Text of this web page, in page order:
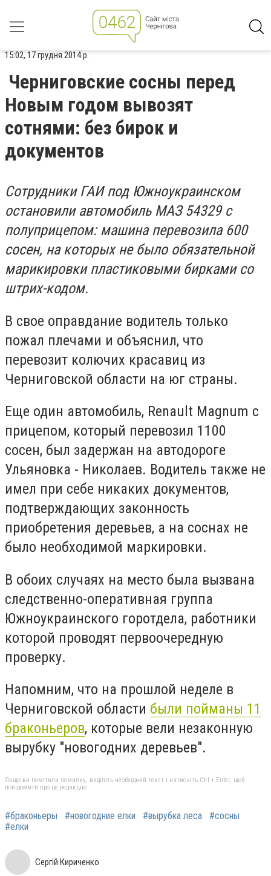
15:02, 17 грудня 2014 р.
Черниговские сосны перед
Новым годом вывозят
сотнями: без бирок и
документов
Сотрудники ГАИ под Южноукраинском
остановили автомобиль МАЗ 54329 с
полуприцепом: машина перевозила 600
сосен, на которых не было обязательной
марикировки пластиковыми бирками со
штрих-кодом.
В свое оправдание водитель только
пожал плечами и объяснил, что
перевозит колючих красавиц из
Черниговской области на юг страны.
Еще один автомобиль, Renault Magnum с
прицепом, который перевозил 1100
сосен, был задержан на автодороге
Ульяновка - Николаев. Водитель также не
имел при себе никаких документов,
подтверждающих законность
приобретения деревьев, а на соснах не
было необходимой маркировки.
В обоих случаях на место была вызвана
следственно-оперативная группа
Южноукраинского горотдела, работники
которой проводят первоочередную
проверку.
Напомним, что на прошлой неделе в
Черниговской области были пойманы 11
браконьеров, которые вели незаконную
вырубку "новогодних деревьев".
Якщо ви помітили помилку, виділіть необхідний текст і натисніть Ctrl + Enter, щоб
повідомити про це редакцію
#браконьеры #новогодние елки #вырубка леса
#сосны
#елки
Сергій Кириченко